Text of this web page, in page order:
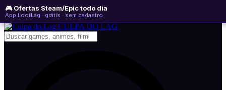
🎮 Ofertas Steam/Epic todo dia
App LootLag · grátis · sem cadastro
quinta-feira, 06 de agosto de 2026
Newsletter
CULPA DO LAG